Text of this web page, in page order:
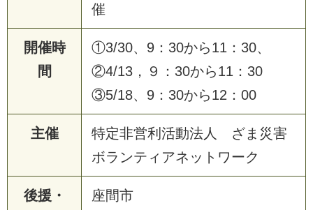
催
開催時
間
①3/30、9：30から11：30、
②4/13，９：30から11：30
③5/18、9：30から12：00
主催
特定非営利活動法人 ざま災害
ボランティアネットワーク
後援・
座間市